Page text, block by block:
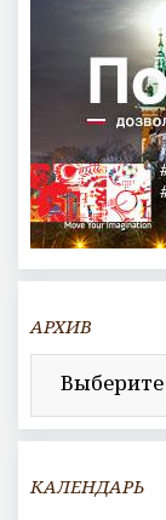
АРХИВ
Архив
КАЛЕНДАРЬ